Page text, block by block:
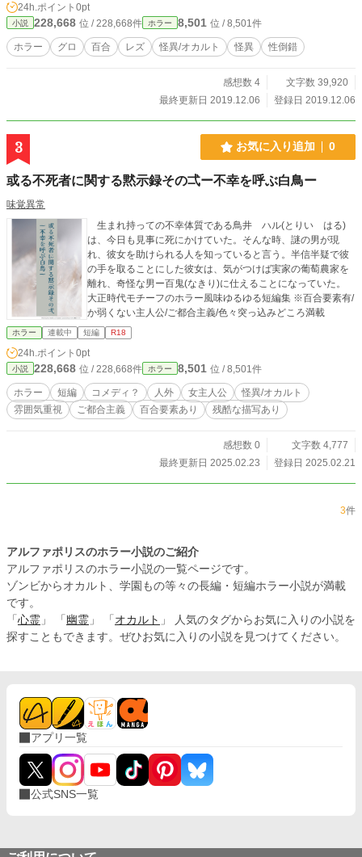
24h.ポイント 0pt
小説 228,668 位 / 228,668件 ホラー 8,501 位 / 8,501件
ホラー グロ 百合 レズ 怪異/オカルト 怪異 性倒錯
感想数 4
文字数 39,920
最終更新日 2019.12.06
登録日 2019.12.06
3 お気に入り追加 0
或る不死者に関する黙示録その弌ー不幸を呼ぶ白鳥ー
味覚異常
生まれ持っての不幸体質である鳥井 ハル(とりい はる)
は、今日も見事に死にかけていた。そんな時、謎の男が現
れ、彼女を助けられる人を知っていると言う。半信半疑で彼
の手を取ることにした彼女は、気がつけば実家の葡萄農家を
離れ、奇怪な男ー百鬼(なきり)に仕えることになっていた。
大正時代モチーフのホラー風味ゆるゆる短編集 ※百合要素有/
か弱くない主人公/ご都合主義/色々突っ込みどころ満載
ホラー 連載中 短編 R18
24h.ポイント 0pt
小説 228,668 位 / 228,668件 ホラー 8,501 位 / 8,501件
ホラー 短編 コメディ？ 人外 女主人公
怪異/オカルト
雰囲気重視
ご都合主義 百合要素あり 残酷な描写あり
感想数 0
文字数 4,777
最終更新日 2025.02.23
登録日 2025.02.21
3件
アルファポリスのホラー小説のご紹介
アルファポリスのホラー小説の一覧ページです。
ゾンビからオカルト、学園もの等々の長編・短編ホラー小説が満載
です。
「 心霊 」 「 幽霊 」 「 オカルト 」 人気のタグからお気に入りの小説を
探すこともできます。ぜひお気に入りの小説を見つけてください。
アプリ一覧
公式SNS一覧